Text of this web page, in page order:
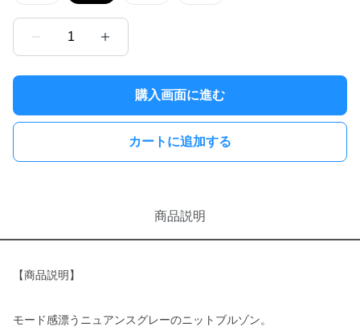
1
購入画面に進む
カートに追加する
商品説明
【商品説明】
モード感漂うニュアンスグレーのニットブルゾン。